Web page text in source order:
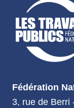
Fédération
3, rue de Berri